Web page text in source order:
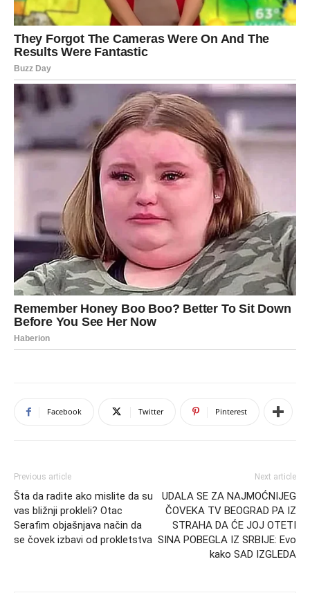
Facebook Twitter Pinterest
Previous article
Šta da radite ako mislite da su
vas bližnji prokleli? Otac
Serafim objašnjava način da
se čovek izbavi od prokletstva
Next article
UDALA SE ZA NAJMOĆNIJEG
ČOVEKA TV BEOGRAD PA IZ
STRAHA DA ĆE JOJ OTETI
SINA POBEGLA IZ SRBIJE: Evo
kako SAD IZGLEDA